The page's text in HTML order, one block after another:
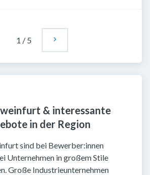
1 / 5
& interessante
in der Region
sind bei Bewerber:innen
Unternehmen in großem Stile
Große Industrieunternehmen